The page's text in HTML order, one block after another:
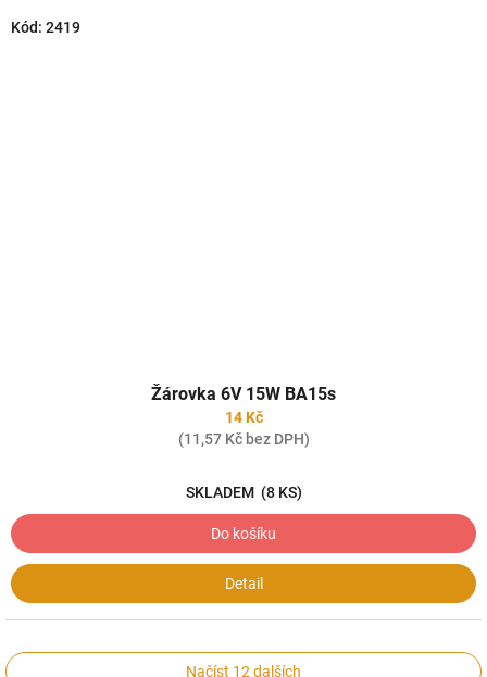
Žárovka 6V 15W BA15s
14 Kč
(11,57 Kč bez DPH)
SKLADEM (8 KS)
Do košíku
Detail
Kód: 2419
Načíst 12 dalších